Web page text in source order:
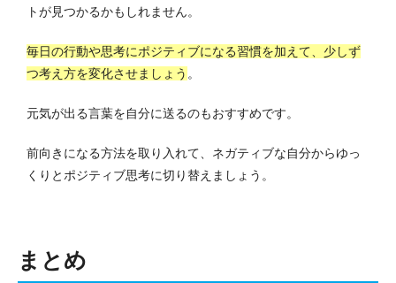
トが見つかるかもしれません。
毎日の行動や思考にポジティブになる習慣を加えて、少しず
つ考え方を変化させましょう 。
元気が出る言葉を自分に送るのもおすすめです。
前向きになる方法を取り入れて、ネガティブな自分からゆっ
くりとポジティブ思考に切り替えましょう。
まとめ